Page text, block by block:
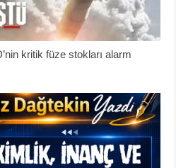
kritik füze stokları alarm